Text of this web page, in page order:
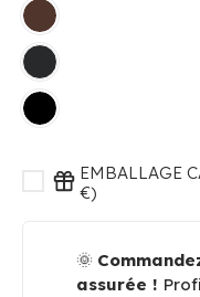
EMBALLAGE
€)
🌞
assurée !